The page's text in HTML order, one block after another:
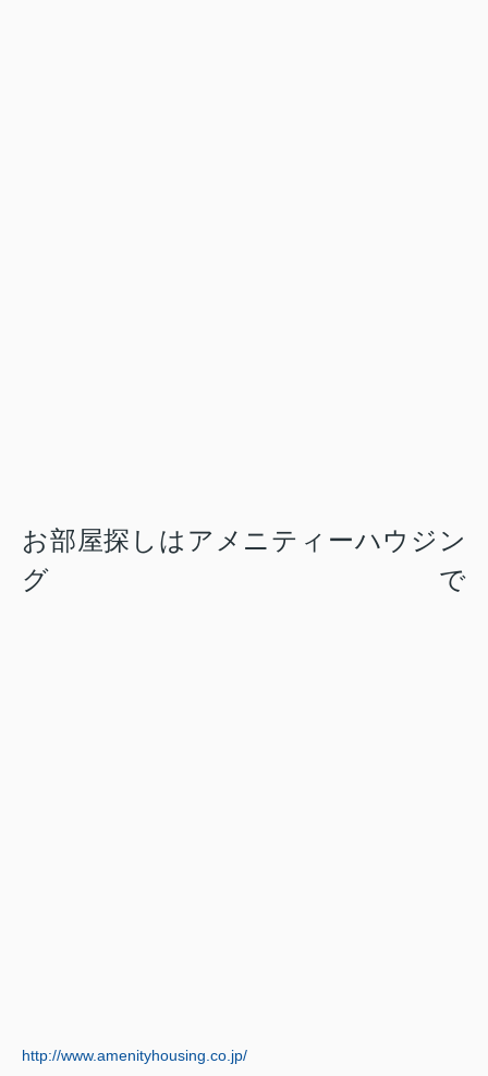
お部屋探しはアメニティーハウジン
グで
http://www.amenityhousing.co.jp/